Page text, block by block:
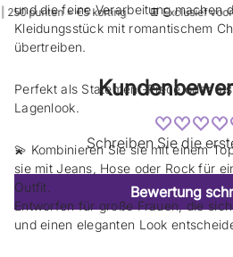
und die feine Verarbeitung machen
Kleidungsstück mit romantischem
übertreiben.
Perfekt als Statement-Piece oder
Lagenlook.
💫 Kombinieren Sie sie mit einem
sie mit Jeans, Hose oder Rock für
Outfit.
Entworfen für große Frauen, die
und einen eleganten Look
f
f
n
s
c
i
n
n
u
e
f
f
s
c
i
n
n
u
e
punten = €5 korting 👖 Exclusief voor
Schreiben Sie die
Bewertung